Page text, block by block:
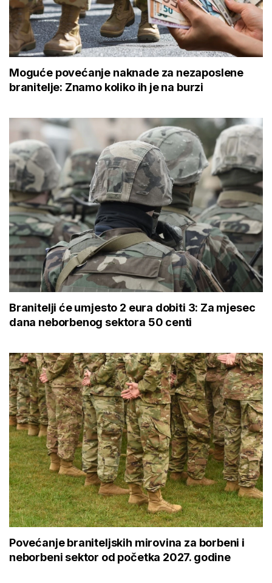
Moguće povećanje naknade za nezaposlene
branitelje: Znamo koliko ih je na burzi
Branitelji će umjesto 2 eura dobiti 3: Za mjesec
dana neborbenog sektora 50 centi
Povećanje braniteljskih mirovina za borbeni i
neborbeni sektor od početka 2027. godine